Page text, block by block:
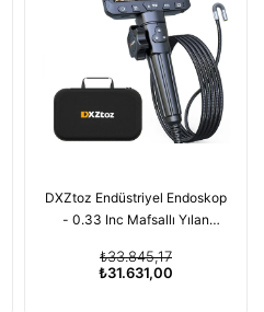
DXZtoz Endüstriyel Endoskop
- 0.33 Inc Mafsallı Yılan
₺31.631,00
₺33.845,17